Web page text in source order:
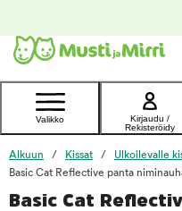
Ota yhteyttä
asiakaspalveluun
Valikko
Kirjaudu /
Rekisteröidy
Alkuun Kissat Ulkoilevalle
Basic Cat Reflective panta
Basic Cat
foo